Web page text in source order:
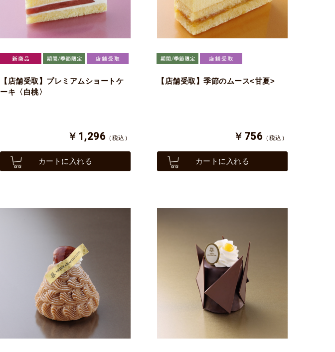
【店舗受取】プレミアムショートケ
ーキ〈白桃〉
￥1,296 （税込）
カートに入れる
【店舗受取】季節のムース<甘夏>
￥756 （税込）
カートに入れる